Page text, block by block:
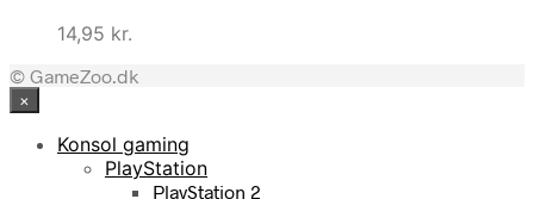
14,95 kr.
© GameZoo.dk
×
Konsol gaming
PlayStation
PlayStation 2